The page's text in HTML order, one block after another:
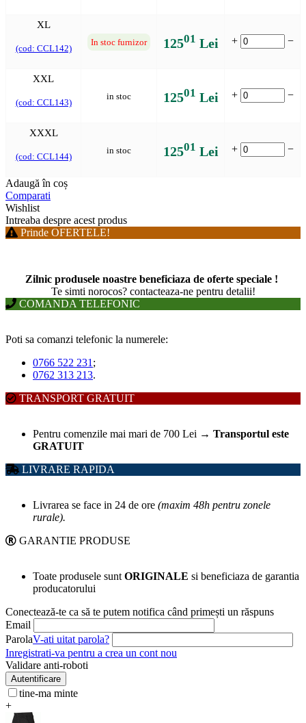
XL
(cod: CCL142)
In stoc furnizor 12501 Lei + −
XXL
(cod: CCL143)
in stoc 12501 Lei + −
XXXL
(cod: CCL144)
in stoc 12501 Lei + −
Adaugă în coș
Comparati
Wishlist
Intreaba despre acest produs
Prinde OFERTELE!
Zilnic produsele noastre beneficiaza de oferte speciale !
Te simti norocos? contacteaza-ne pentru detalii!
COMANDA TELEFONIC
Poti sa comanzi telefonic la numerele:
0766 522 231 ;
0762 313 213.
TRANSPORT GRATUIT
Pentru comenzile mai mari de 700 Lei → Transportul este
GRATUIT
LIVRARE RAPIDA
Livrarea se face in 24 de ore (maxim 48h pentru zonele
rurale).
GARANTIE PRODUSE
Toate produsele sunt ORIGINALE si beneficiaza de garantia
producatorului
Conectează-te ca să te putem notifica când primești un răspuns
Email
ParolaV-ati uitat parola?
Inregistrati-va pentru a crea un cont nou
Validare anti-roboti
Autentificare
tine-ma minte
+